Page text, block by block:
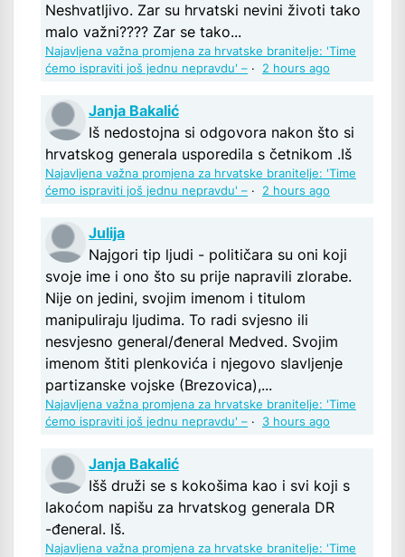
Neshvatljivo. Zar su hrvatski nevini životi tako
malo važni???? Zar se tako...
Najavljena važna promjena za hrvatske branitelje: 'Time
ćemo ispraviti još jednu nepravdu' – · 2 hours ago
Janja Bakalić
Iš nedostojna si odgovora nakon što si
hrvatskog generala usporedila s četnikom .Iš
Najavljena važna promjena za hrvatske branitelje: 'Time
ćemo ispraviti još jednu nepravdu' – · 2 hours ago
Julija
Najgori tip ljudi - političara su oni koji
svoje ime i ono što su prije napravili zlorabe.
Nije on jedini, svojim imenom i titulom
manipuliraju ljudima. To radi svjesno ili
nesvjesno general/đeneral Medved. Svojim
imenom štiti plenkovića i njegovo slavljenje
partizanske vojske (Brezovica),...
Najavljena važna promjena za hrvatske branitelje: 'Time
ćemo ispraviti još jednu nepravdu' – · 3 hours ago
Janja Bakalić
Išš druži se s kokošima kao i svi koji s
lakoćom napišu za hrvatskog generala DR
-đeneral. Iš.
Najavljena važna promjena za hrvatske branitelje: 'Time